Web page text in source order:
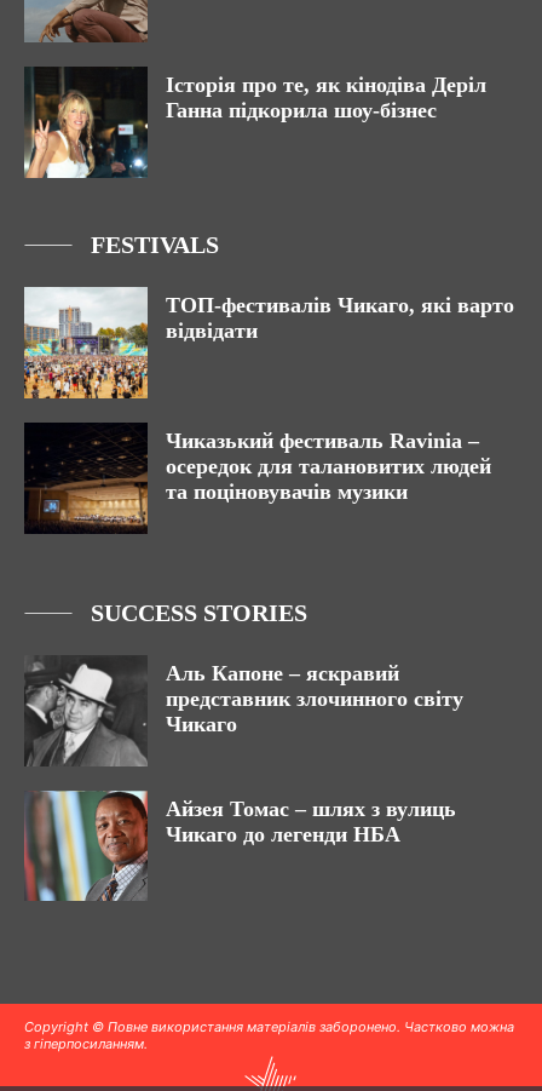
Історія про те, як кінодіва Деріл
Ганна підкорила шоу-бізнес
FESTIVALS
ТОП-фестивалів Чикаго, які варто
відвідати
Чиказький фестиваль Ravinia –
осередок для талановитих людей
та поціновувачів музики
SUCCESS STORIES
Аль Капоне – яскравий
представник злочинного світу
Чикаго
Айзея Томас – шлях з вулиць
Чикаго до легенди НБА
Copyright © Повне використання матеріалів заборонено. Частково можна
з гіперпосиланням.